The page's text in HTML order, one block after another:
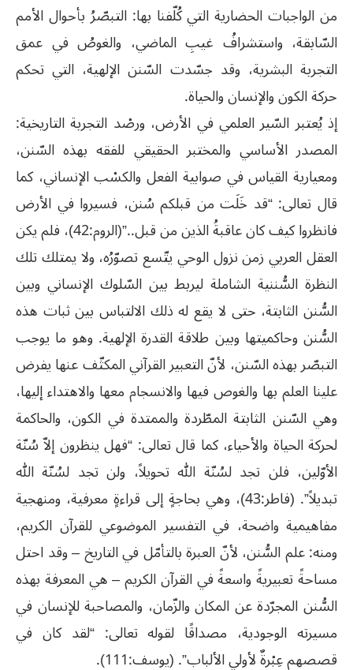
من الواجبات الحضارية التي كُلّفنا بها: التبصّرُ بأحوال الأمم
السّابقة، واستشرافُ غيبِ الماضي، والغوصُ في عمق
التجربة البشرية، وقد جسّدت السّنن الإلهية، التي تحكم
حركة الكون والإنسان والحياة.
إذ يُعتبر السّير العلمي في الأرض، ورصْد التجربة التاريخية:
المصدر الأساسي والمختبر الحقيقي للفقه بهذه السّنن،
ومعيارية القياس في صوابية الفعل والكسْب الإنساني، كما
قال تعالى: “قد خَلَت من قبلكم سُنن، فسيروا في الأرض
فانظروا كيف كان عاقبةُ الذين من قبل..”(الروم:42)، فلم يكن
العقل العربي زمن نزول الوحي يتّسع تصوّرُه، ولا يمتلك تلك
النظرة السُّننية الشاملة ليربط بين السّلوك الإنساني وبين
السُّنن الثابتة، حتى لا يقع له ذلك الالتباس بين ثبات هذه
السُّنن وحاكميتها وبين طلاقة القدرة الإلهية. وهو ما يوجب
التبصّر بهذه السّنن، لأنّ التعبير القرآني المكثّف عنها يفرض
علينا العلم بها والغوص فيها والانسجام معها والاهتداء إليها،
وهي السّنن الثابتة المطّردة والممتدة في الكون، والحاكمة
لحركة الحياة والأحياء، كما قال تعالى: “فهل ينظرون إلاّ سُنّة
الأوّلين، فلن تجد لسُنّة الله تحويلاً، ولن تجد لسُنّة الله
تبديلاً”. (فاطر:43)، وهي بحاجةٍ إلى قراءةٍ معرفية، ومنهجية
مفاهيمية واضحة، في التفسير الموضوعي للقرآن الكريم،
ومنه: علم السُّنن، لأنّ العبرة بالتأمّل في التاريخ – وقد احتل
مساحةً تعبيريةً واسعةً في القرآن الكريم – هي المعرفة بهذه
السُّنن المجرّدة عن المكان والزّمان، والمصاحبة للإنسان في
مسيرته الوجودية، مصداقًا لقوله تعالى: “لقد كان في
قصصهم عِبْرةٌ لأولي الألباب”. (يوسف:111).